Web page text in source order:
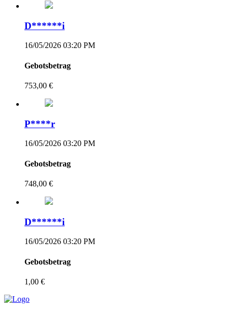
D******i
16/05/2026 03:20 PM
Gebotsbetrag
753,00 €
P****r
16/05/2026 03:20 PM
Gebotsbetrag
748,00 €
D******i
16/05/2026 03:20 PM
Gebotsbetrag
1,00 €